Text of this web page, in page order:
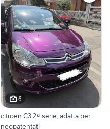
6
citroen C3 2ª serie, adatta per
neopatentati